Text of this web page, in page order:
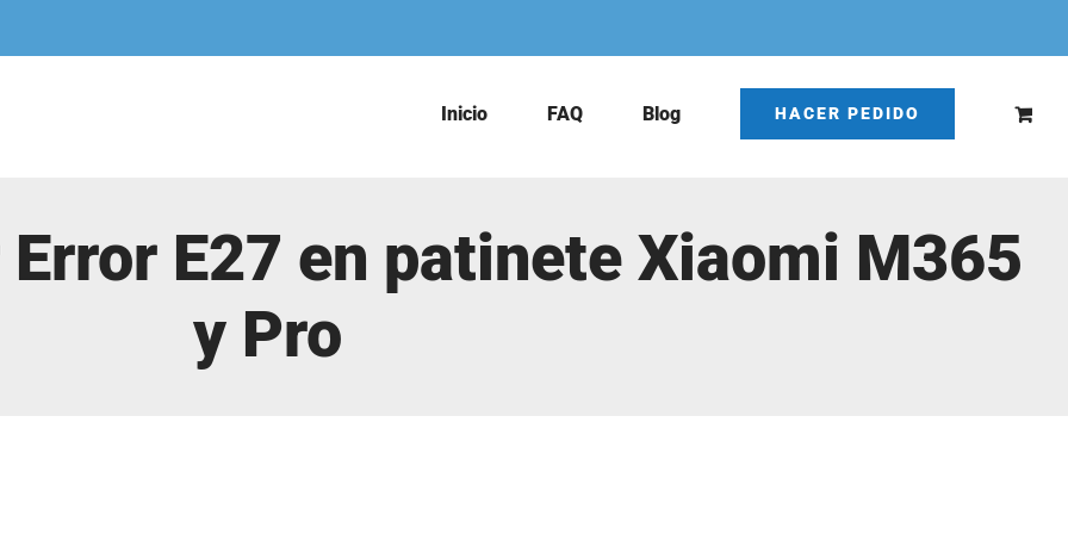
Inicio FAQ Blog HACER PEDIDO
E27 en patinete Xiaomi M365
y Pro